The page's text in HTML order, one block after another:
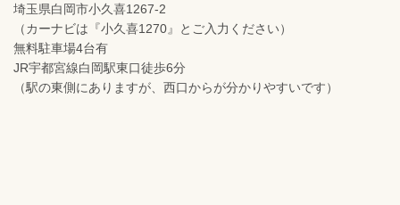
埼玉県白岡市小久喜1267-2
（カーナビは『小久喜1270』とご入力ください）
無料駐車場4台有
JR宇都宮線白岡駅東口徒歩6分
（駅の東側にありますが、西口からが分かりやすいです）